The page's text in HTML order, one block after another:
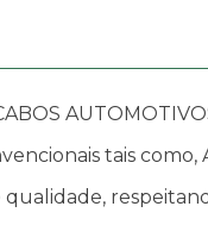
tais